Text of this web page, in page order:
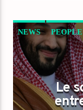
NEWS PEOPLE
Le